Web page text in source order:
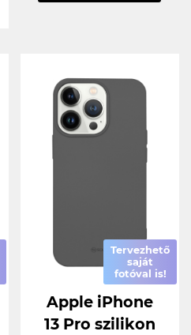
Tervezhető
saját
fotóval is!
Apple iPhone
13 Pro szilikon